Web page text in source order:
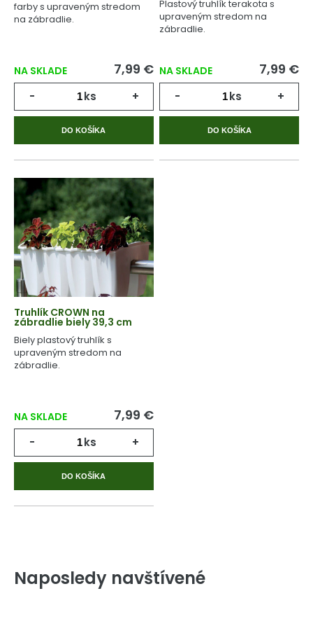
farby s upraveným stredom
na zábradlie.
NA SKLADE 7,99 €
- ks +
DO KOŠÍKA
Plastový truhlík terakota s
upraveným stredom na
zábradlie.
NA SKLADE 7,99 €
- ks +
DO KOŠÍKA
Truhlík CROWN na
zábradlie biely 39,3 cm
Biely plastový truhlík s
upraveným stredom na
zábradlie.
NA SKLADE 7,99 €
- ks +
DO KOŠÍKA
Naposledy navštívené